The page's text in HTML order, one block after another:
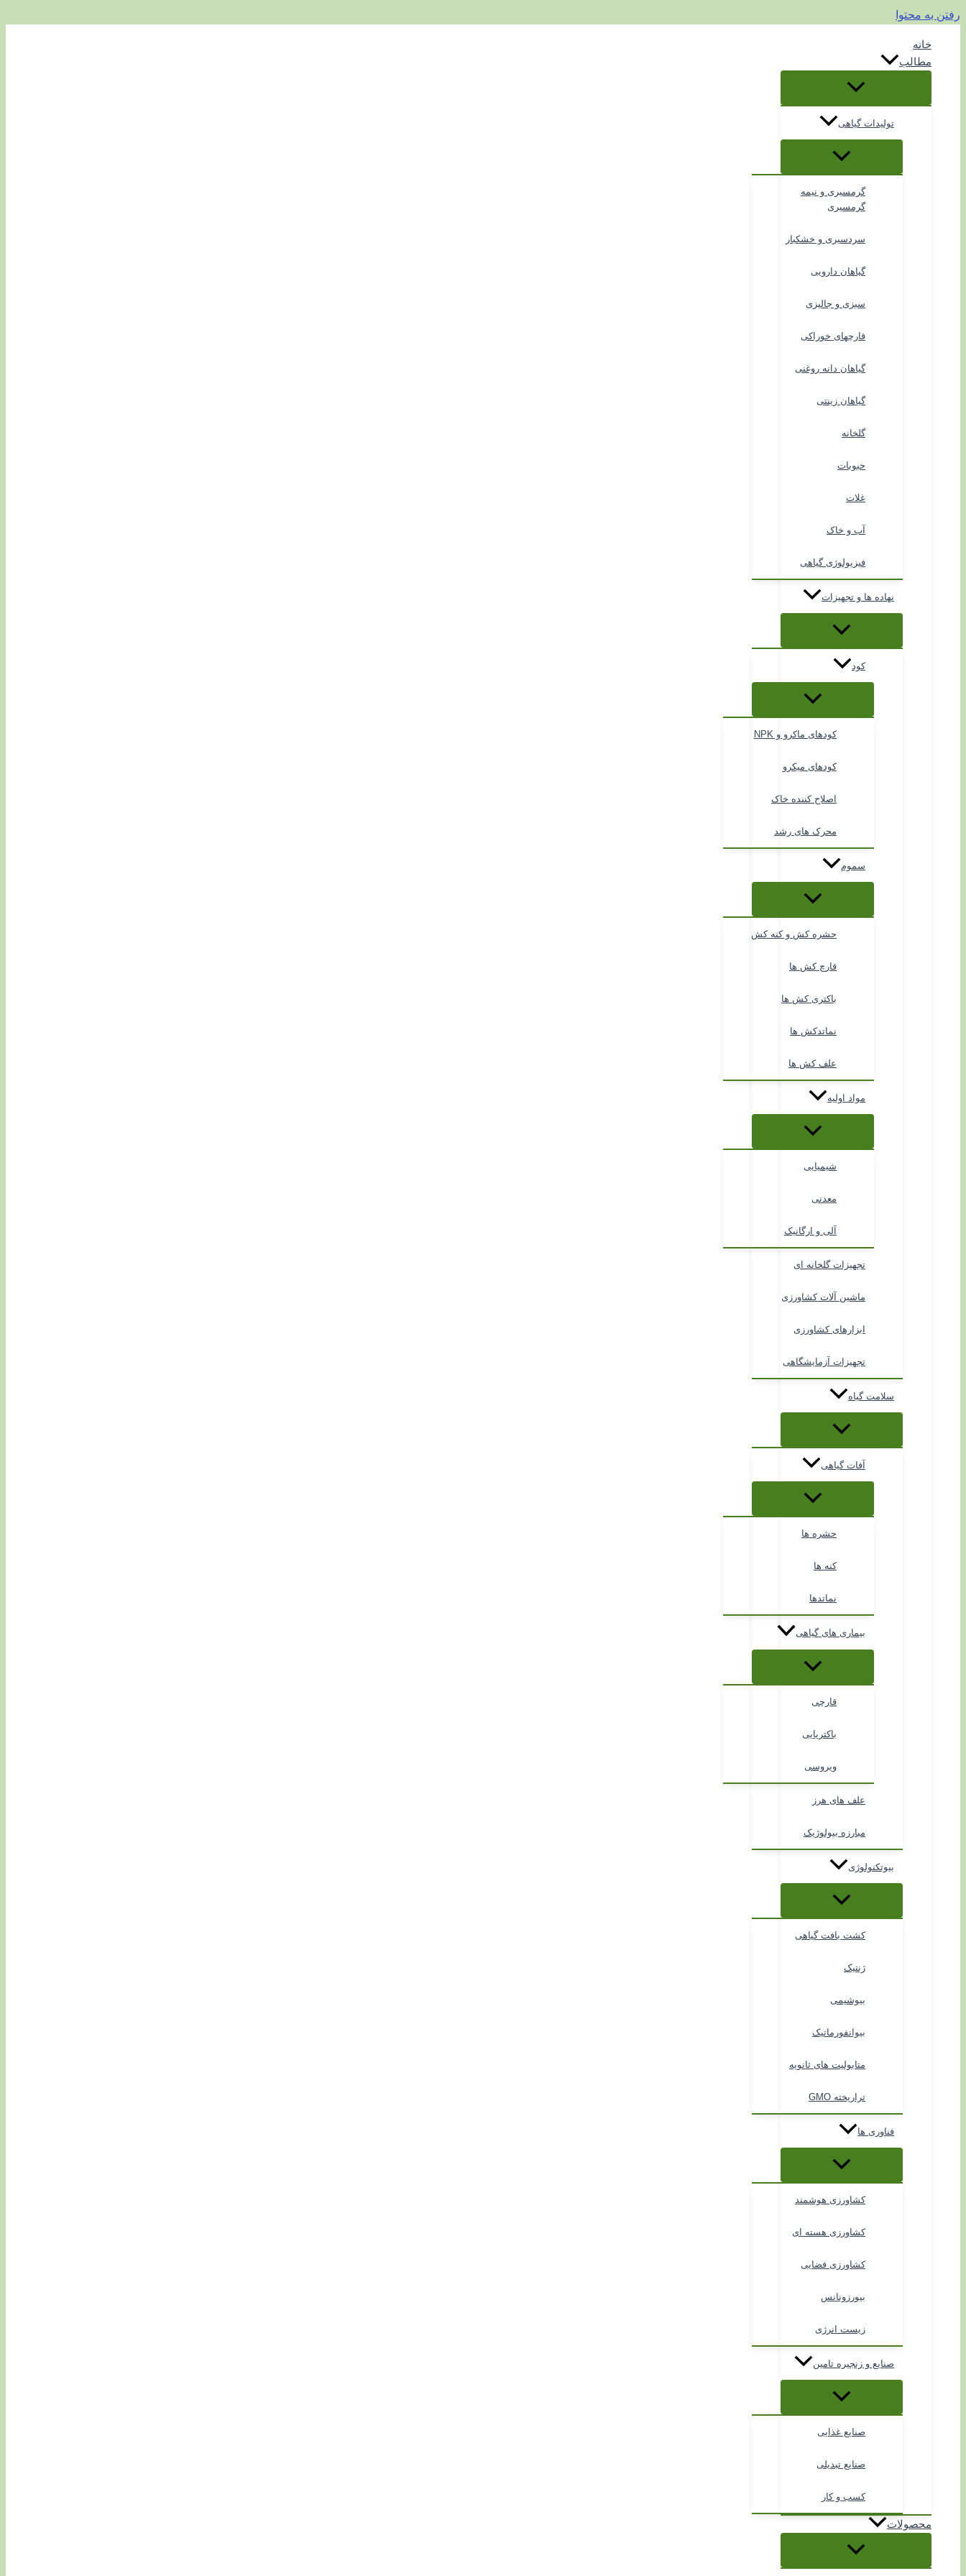
رفتن به محتوا
خانه
مطالب
تولیدات گیاهی
گرمسیری و نیمه
گرمسیری
سردسیری و خشکبار
گیاهان دارویی
سبزی و جالیزی
قارچهای خوراکی
گیاهان دانه روغنی
گیاهان زینتی
گلخانه
حبوبات
غلات
آب و خاک
فیزیولوژی گیاهی
نهاده ها و تجهیزات
کود
کودهای ماکرو و NPK
کودهای میکرو
اصلاح کننده خاک
محرک های رشد
سموم
حشره کش و کنه کش
قارچ کش ها
باکتری کش ها
نماتدکش ها
علف کش ها
مواد اولیه
شیمیایی
معدنی
آلی و ارگانیک
تجهیزات گلخانه ای
ماشین آلات کشاورزی
ابزارهای کشاورزی
تجهیزات آزمایشگاهی
سلامت گیاه
آفات گیاهی
حشره ها
کنه ها
نماتدها
بیماری های گیاهی
قارچی
باکتریایی
ویروسی
علف های هرز
مبارزه بیولوژیک
بیوتکنولوژی
کشت بافت گیاهی
ژنتیک
بیوشیمی
بیوانفورماتیک
متابولیت های ثانویه
تراریخته GMO
فناوری ها
کشاورزی هوشمند
کشاورزی هسته ای
کشاورزی فضایی
بیورزونانس
زیست انرژی
صنایع و زنجیره تامین
صنایع غذایی
صنایع تبدیلی
کسب و کار
محصولات